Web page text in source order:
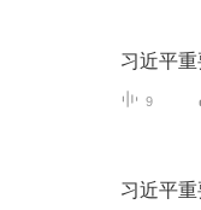
习近平重
9
习近平重